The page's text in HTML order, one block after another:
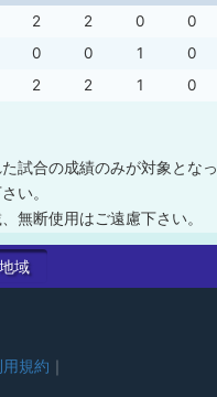
2 2 0
0
0 0 1
0
2 2 1 0
試合の成績のみが対象となっ
い。
無断使用はご遠慮下さい。
地域
用規約